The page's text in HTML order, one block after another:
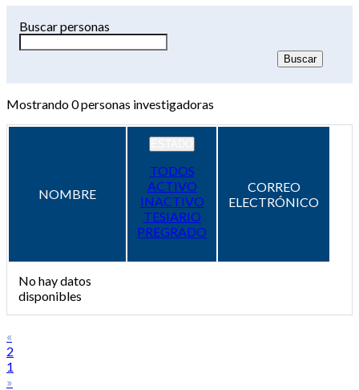
Buscar personas
Mostrando0personas investigadoras
NOMBRE
TODOS
ACTIVO
INACTIVO
TESIARIO
PREGRADO
CORREO
ELECTRÓNICO
No hay datos
disponibles
«
2
1
»